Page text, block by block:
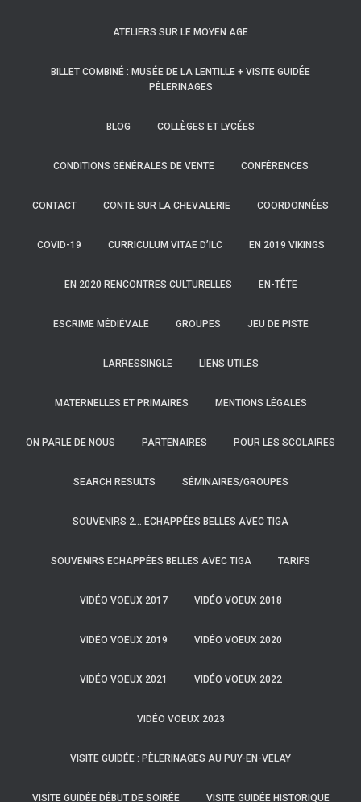
ATELIERS SUR LE MOYEN AGE
BILLET COMBINÉ : MUSÉE DE LA LENTILLE + VISITE GUIDÉE
PÈLERINAGES
BLOG COLLÈGES ET LYCÉES
CONDITIONS GÉNÉRALES DE VENTE CONFÉRENCES
CONTACT CONTE SUR LA CHEVALERIE COORDONNÉES
COVID-19 CURRICULUM VITAE D’ILC EN 2019 VIKINGS
EN 2020 RENCONTRES CULTURELLES EN-TÊTE
ESCRIME MÉDIÉVALE GROUPES JEU DE PISTE
LARRESSINGLE LIENS UTILES
MATERNELLES ET PRIMAIRES MENTIONS LÉGALES
ON PARLE DE NOUS PARTENAIRES POUR LES SCOLAIRES
SEARCH RESULTS SÉMINAIRES/GROUPES
SOUVENIRS 2… ECHAPPÉES BELLES AVEC TIGA
SOUVENIRS ECHAPPÉES BELLES AVEC TIGA TARIFS
VIDÉO VOEUX 2017 VIDÉO VOEUX 2018
VIDÉO VOEUX 2019 VIDÉO VOEUX 2020
VIDÉO VOEUX 2021 VIDÉO VOEUX 2022
VIDÉO VOEUX 2023
VISITE GUIDÉE : PÈLERINAGES AU PUY-EN-VELAY
VISITE GUIDÉE DÉBUT DE SOIRÉE VISITE GUIDÉE HISTORIQUE